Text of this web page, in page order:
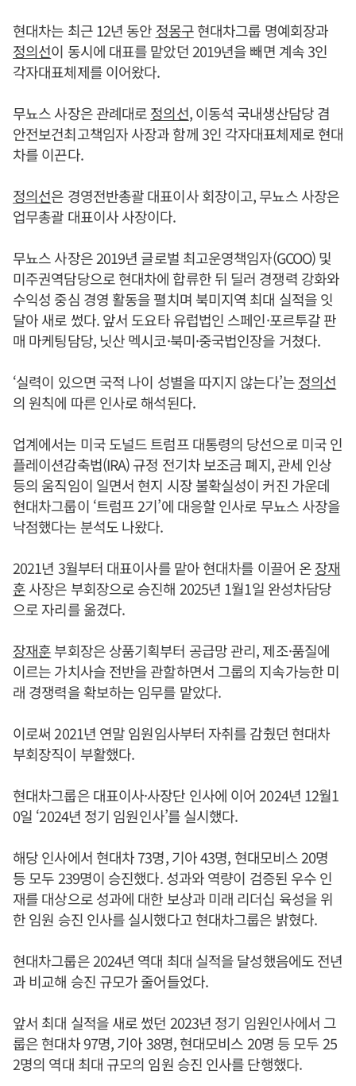
현대차는 최근 12년 동안 정몽구현대차그룹 명예회장과
정의선이 동시에 대표를 맡았던 2019년을 빼면 계속 3인
각자대표체제를 이어왔다.
무뇨스 사장은 관례대로정의선, 이동석 국내생산담당 겸
안전보건최고책임자 사장과 함께 3인 각자대표체제로 현대
차를 이끈다.
정의선은 경영전반총괄 대표이사 회장이고, 무뇨스 사장은
업무총괄 대표이사 사장이다.
무뇨스 사장은 2019년 글로벌 최고운영책임자(GCOO) 및
미주권역담당으로 현대차에 합류한 뒤 딜러 경쟁력 강화와
수익성 중심 경영 활동을 펼치며 북미지역 최대 실적을 잇
달아 새로 썼다. 앞서 도요타 유럽법인 스페인·포르투갈 판
매 마케팅담당, 닛산 멕시코·북미·중국법인장을 거쳤다.
‘실력이 있으면 국적 나이 성별을 따지지 않는다’는정의선
의 원칙에 따른 인사로 해석된다.
업계에서는 미국 도널드 트럼프 대통령의 당선으로 미국 인
플레이션감축법(IRA) 규정 전기차 보조금 폐지, 관세 인상
등의 움직임이 일면서 현지 시장 불확실성이 커진 가운데
현대차그룹이 ‘트럼프 2기’에 대응할 인사로 무뇨스 사장을
낙점했다는 분석도 나왔다.
2021년 3월부터 대표이사를 맡아 현대차를 이끌어 온장재
훈사장은 부회장으로 승진해 2025년 1월1일 완성차담당
으로 자리를 옮겼다.
장재훈부회장은 상품기획부터 공급망 관리, 제조·품질에
이르는 가치사슬 전반을 관할하면서 그룹의 지속가능한 미
래 경쟁력을 확보하는 임무를 맡았다.
이로써 2021년 연말 임원임사부터 자취를 감췄던 현대차
부회장직이 부활했다.
현대차그룹은 대표이사·사장단 인사에 이어 2024년 12월1
0일 ‘2024년 정기 임원인사’를 실시했다.
해당 인사에서 현대차 73명, 기아 43명, 현대모비스 20명
등 모두 239명이 승진했다. 성과와 역량이 검증된 우수 인
재를 대상으로 성과에 대한 보상과 미래 리더십 육성을 위
한 임원 승진 인사를 실시했다고 현대차그룹은 밝혔다.
현대차그룹은 2024년 역대 최대 실적을 달성했음에도 전년
과 비교해 승진 규모가 줄어들었다.
앞서 최대 실적을 새로 썼던 2023년 정기 임원인사에서 그
룹은 현대차 97명, 기아 38명, 현대모비스 20명 등 모두 25
2명의 역대 최대 규모의 임원 승진 인사를 단행했다.